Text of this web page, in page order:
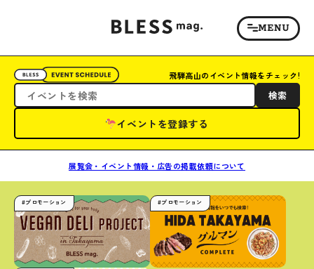
飛騨高山のイベント情報をチェック!
検索
イベントを登録する
展覧会・イベント情報・広告の掲載依頼について
#プロモーション #プロモーション